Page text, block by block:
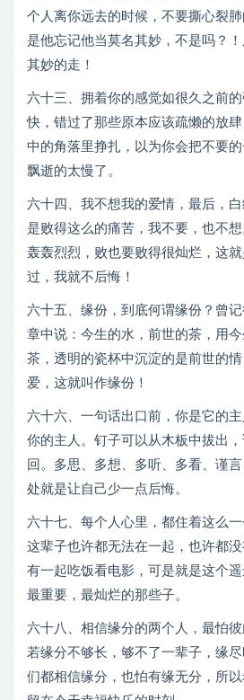
个人离你远去的时候，不要撕心裂
是他忘记他当莫名其妙，不是吗？
其妙的走！
六十三、拥着你的感觉如很久之前
快，错过了那些原本应该疏懒的放
中的角落里挣扎，以为你会把不要
飘逝的太慢了。
六十四、我不想我的爱情，最后，
是败得这么的痛苦，我不要，也不
轰轰烈烈，败也要败得很灿烂，这
过，我就不后悔！
六十五、缘份，到底何谓缘份？曾
章中说：今生的水，前世的茶，用
茶，透明的瓷杯中沉淀的是前世的
爱，这就叫作缘份！
六十六、一句话出口前，你是它的
你的主人。钉子可以从木板中拔出
回。多思、多想、多听、多看、谨
处就是让自己少一点后悔。
六十七、每个人心里，都住着这么一
这辈子也许都无法在一起，也许都
有一起吃饭看电影，可是就是这个
最重要，最灿烂的那些子。
六十八、相信缘分的两个人，最怕
若缘分不够长，够不了一辈子，缘
们都相信缘分，也怕有缘无分，所